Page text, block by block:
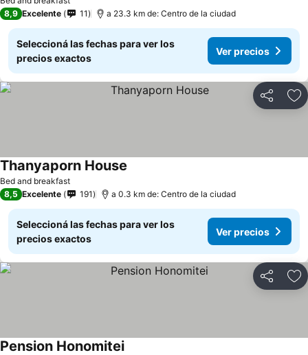
8,9 Excelente 11 a 23.3 km de: Centro de la ciudad
Seleccioná las fechas para ver los
precios exactos
Ver precios
Compartir
Bed and breakfast
Thanyaporn House
8,5 Excelente 191 a 0.3 km de: Centro de la ciudad
Seleccioná las fechas para ver los
precios exactos
Ver precios
Compartir
Pension Honomitei